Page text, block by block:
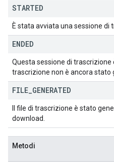
STARTED
È stata avviata una sessione di
ENDED
Questa sessione di trascrizione
trascrizione non è ancora stato
FILE GENERATED
Il file di trascrizione è stato
download.
Metodi